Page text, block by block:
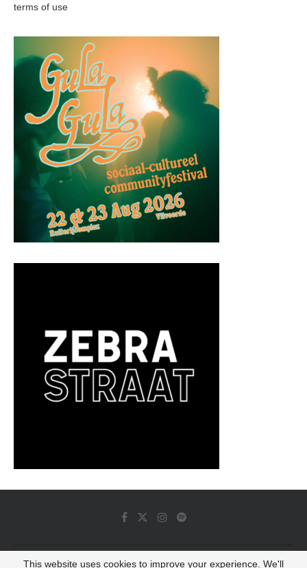
terms of use
© 2022 - Luminous Dash All Rights Reserved
This website uses cookies to improve your experience. We'll